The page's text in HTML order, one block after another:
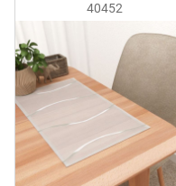
40452